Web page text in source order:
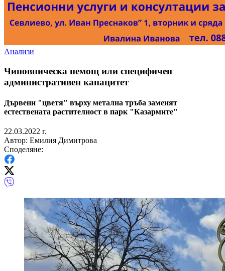
Анализи
Чиновническа немощ или специфичен
административен капацитет
Дървени "цветя" върху метална тръба заменят
естествената растителност в парк "Казармите"
22.03.2022 г.
Автор: Емилия Димитрова
Споделяне: